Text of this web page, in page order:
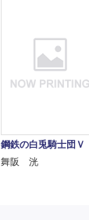
鋼鉄の白兎騎士団Ｖ
舞阪 洸